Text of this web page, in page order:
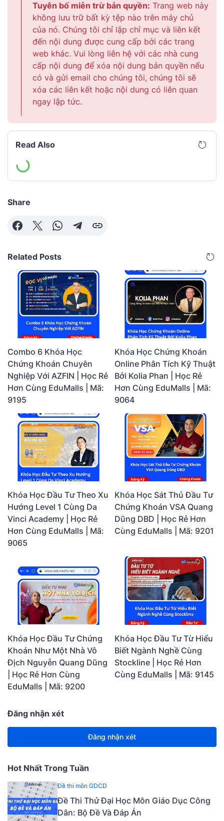
Tuyên bố miễn trừ bản quyền: Trang web này
không lưu trữ bất kỳ tệp nào trên máy chủ
của nó. Chúng tôi chỉ lập chỉ mục và liên kết
đến nội dung được cung cấp bởi các trang
web khác. Vui lòng liên hệ với các nhà cung
cấp nội dung để xóa nội dung bản quyền nếu
có và gửi email cho chúng tôi, chúng tôi sẽ
xóa các liên kết hoặc nội dung có liên quan
ngay lập tức.
Read Also
Share
Related Posts
Combo 6 Khóa Học
Chứng Khoán Chuyên
Nghiệp Với AZFIN | Học Rẻ
Hơn Cùng EduMalls | Mã:
9195
Khóa Học Chứng Khoán
Online Phân Tích Kỹ Thuật
Bởi Kolia Phan | Học Rẻ
Hơn Cùng EduMalls | Mã:
9064
Khóa Học Đầu Tư Theo Xu
Hướng Level 1 Cùng Da
Vinci Academy | Học Rẻ
Hơn Cùng EduMalls | Mã:
9065
Khóa Học Sát Thủ Đầu Tư
Chứng Khoán VSA Quang
Dũng DBD | Học Rẻ Hơn
Cùng EduMalls | Mã: 9201
Khóa Học Đầu Tư Chứng
Khoán Như Một Nhà Vô
Địch Nguyễn Quang Dũng
| Học Rẻ Hơn Cùng
EduMalls | Mã: 9200
Khóa Học Đầu Tư Từ Hiểu
Biết Ngành Nghề Cùng
Stockline | Học Rẻ Hơn
Cùng EduMalls | Mã: 9145
Đăng nhận xét
Đăng nhận xét
Hot Nhất Trong Tuần
Đề thi môn GDCD
Đề Thi Thử Đại Học Môn Giáo Dục Công
Dân: Bộ Đề Và Đáp Án